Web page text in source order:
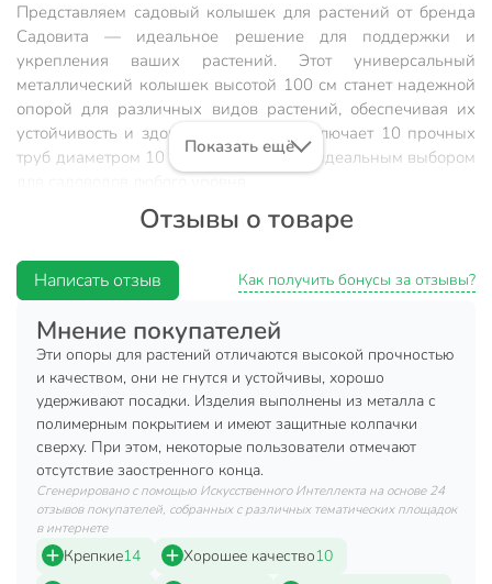
Представляем садовый колышек для растений от бренда
Садовита — идеальное решение для поддержки и
укрепления ваших растений. Этот универсальный
металлический колышек высотой 100 см станет надежной
опорой для различных видов растений, обеспечивая их
устойчивость и здоровье. Комплект включает 10 прочных
труб диаметром 10 мм, что делает его идеальным выбором
Высокая прочность и долговечность благодаря
металлическому материалу.
Универсальное использование для различных
растений.
Эстетичный зеленый цвет, гармонирующий с
природой.
Неразборная конструкция для удобства
использования.
Комплект из 10 штук для оптимальной поддержки.
Техническая информация
Высота, см
Показать ещё
Отзывы о товаре
Написать отзыв Как получить бонусы за отзывы?
Мнение покупателей
Эти опоры для растений отличаются высокой прочностью
и качеством, они не гнутся и устойчивы, хорошо
удерживают посадки. Изделия выполнены из металла с
полимерным покрытием и имеют защитные колпачки
сверху. При этом, некоторые пользователи отмечают
отсутствие заостренного конца.
Сгенерировано с помощью Искусственного Интеллекта на основе 24
отзывов покупателей, собранных с различных тематических площадок
в интернете
Крепкие14 Хорошее качество10